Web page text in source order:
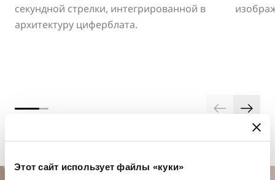
Этот сайт использует файлы «куки»
секундной стрелки, интегрированной в
архитектуру циферблата.